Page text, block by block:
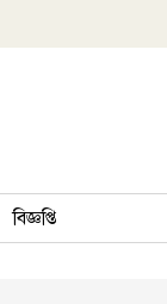
বিজ্ঞপ্তি